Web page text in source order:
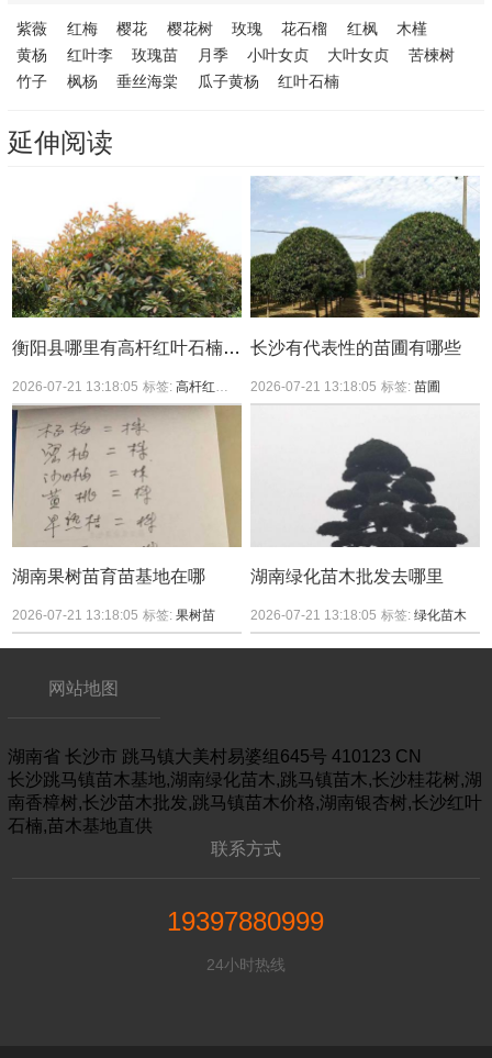
紫薇 红梅 樱花 樱花树 玫瑰 花石榴 红枫
木槿
黄杨
红叶李 玫瑰苗 月季 小叶女贞 大叶女贞
苦楝树
竹子
枫杨 垂丝海棠 瓜子黄杨 红叶石楠
延伸阅读
衡阳县哪里有高杆红叶石楠买？
2026-07-21 13:18:05 标签:高杆红叶石楠
长沙有代表性的苗圃有哪些
2026-07-21 13:18:05 标签:苗圃
湖南果树苗育苗基地在哪
2026-07-21 13:18:05 标签:果树苗
湖南绿化苗木批发去哪里
2026-07-21 13:18:05 标签:绿化苗木
网站地图
湖南省 长沙市 跳马镇大美村易婆组645号 410123 CN
长沙跳马镇苗木基地,湖南绿化苗木,跳马镇苗木,长沙桂花树,湖
南香樟树,长沙苗木批发,跳马镇苗木价格,湖南银杏树,长沙红叶
石楠,苗木基地直供
联系方式
19397880999
24小时热线